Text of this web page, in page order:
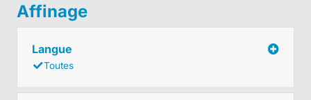
Affinage
Langue
Toutes